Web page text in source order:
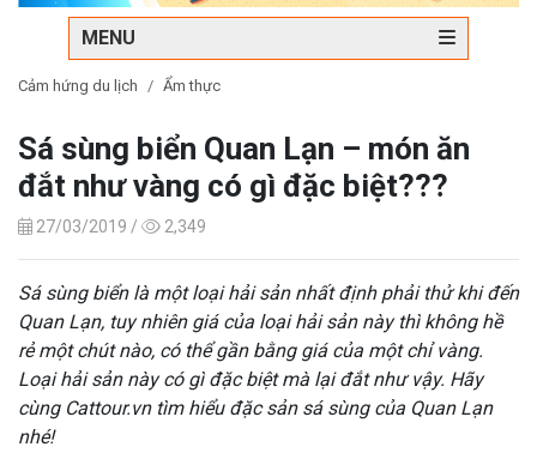
MENU
Cảm hứng du lịch Ẩm thực
Sá sùng biển Quan Lạn – món ăn
đắt như vàng có gì đặc biệt???
27/03/2019 / 2,349
Sá sùng biển là một loại hải sản nhất định phải thử khi đến
Quan Lạn, tuy nhiên giá của loại hải sản này thì không hề
rẻ một chút nào, có thể gần bằng giá của một chỉ vàng.
Loại hải sản này có gì đặc biệt mà lại đắt như vậy. Hãy
cùng Cattour.vn tìm hiểu đặc sản sá sùng của Quan Lạn
nhé!